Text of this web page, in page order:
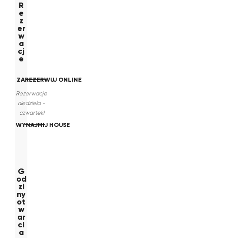
R
e
z
er
w
a
cj
e
ZAREZERWUJ ONLINE
Rezerwacje
niedziela -
czwartek!
WYNAJMIJ HOUSE
G
od
zi
ny
ot
w
ar
ci
a